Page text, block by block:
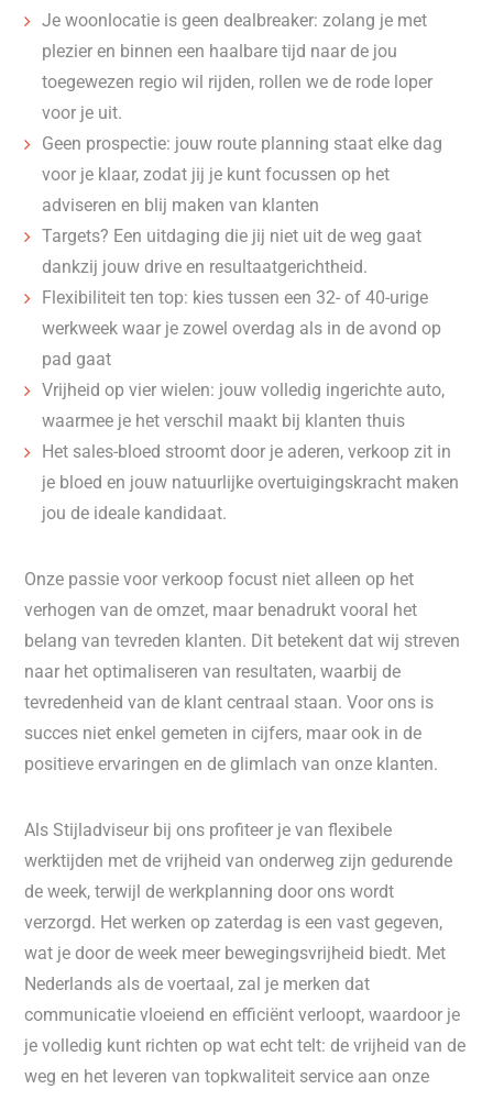
Je woonlocatie is geen dealbreaker: zolang je met
plezier en binnen een haalbare tijd naar de jou
toegewezen regio wil rijden, rollen we de rode loper
voor je uit.
Geen prospectie: jouw route planning staat elke dag
voor je klaar, zodat jij je kunt focussen op het
adviseren en blij maken van klanten
Targets? Een uitdaging die jij niet uit de weg gaat
dankzij jouw drive en resultaatgerichtheid.
Flexibiliteit ten top: kies tussen een 32- of 40-urige
werkweek waar je zowel overdag als in de avond op
pad gaat
Vrijheid op vier wielen: jouw volledig ingerichte auto,
waarmee je het verschil maakt bij klanten thuis
Het sales-bloed stroomt door je aderen, verkoop zit in
je bloed en jouw natuurlijke overtuigingskracht maken
jou de ideale kandidaat.
Onze passie voor verkoop focust niet alleen op het
verhogen van de omzet, maar benadrukt vooral het
belang van tevreden klanten. Dit betekent dat wij streven
naar het optimaliseren van resultaten, waarbij de
tevredenheid van de klant centraal staan. Voor ons is
succes niet enkel gemeten in cijfers, maar ook in de
positieve ervaringen en de glimlach van onze klanten.
Als Stijladviseur bij ons profiteer je van flexibele
werktijden met de vrijheid van onderweg zijn gedurende
de week, terwijl de werkplanning door ons wordt
verzorgd. Het werken op zaterdag is een vast gegeven,
wat je door de week meer bewegingsvrijheid biedt. Met
Nederlands als de voertaal, zal je merken dat
communicatie vloeiend en efficiënt verloopt, waardoor je
je volledig kunt richten op wat echt telt: de vrijheid van de
weg en het leveren van topkwaliteit service aan onze